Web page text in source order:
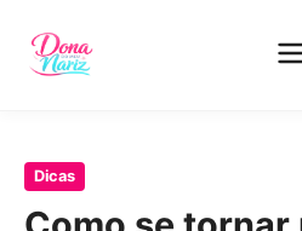
PularDicas